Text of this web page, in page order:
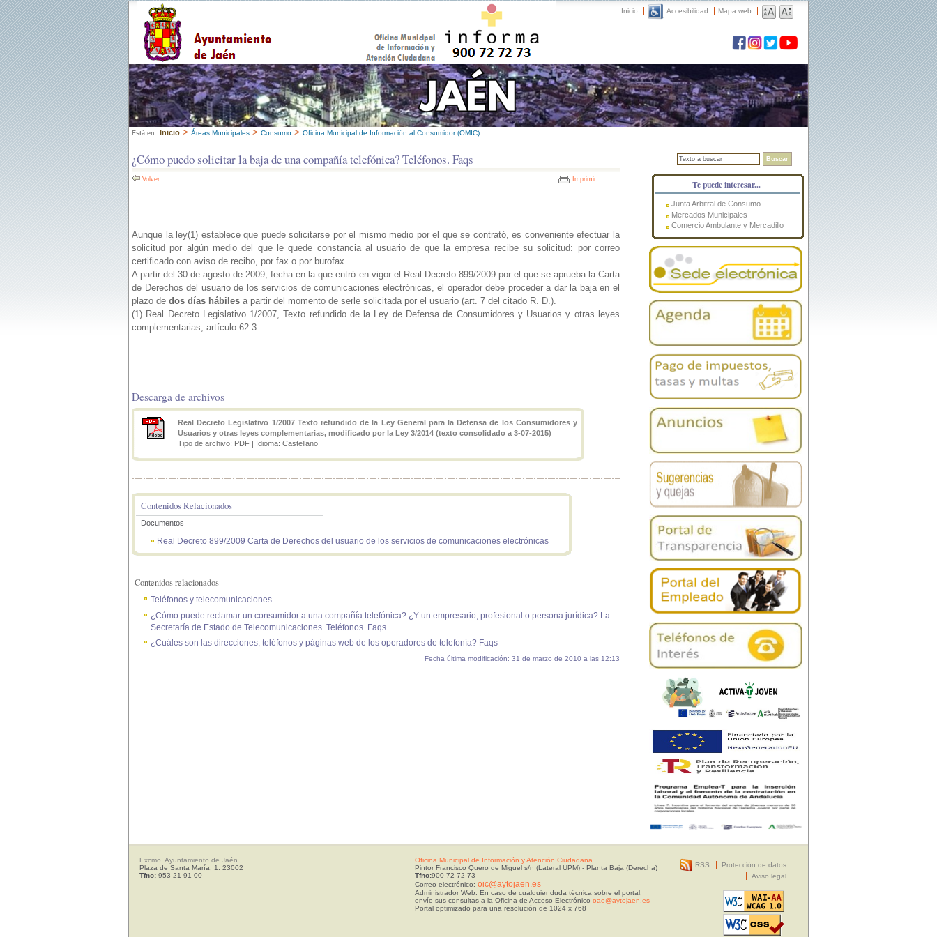
Inicio Accesibilidad Mapa web
Está en: Inicio > Áreas Municipales > Consumo > Oficina Municipal de Información al Consumidor (OMIC)
¿Cómo puedo solicitar la baja de una compañía telefónica? Teléfonos. Faqs
Volver Imprimir
Aunque la ley(1) establece que puede solicitarse por el mismo medio por el que se contrató, es conveniente efectuar la
solicitud por algún medio del que le quede constancia al usuario de que la empresa recibe su solicitud: por correo
certificado con aviso de recibo, por fax o por burofax.
A partir del 30 de agosto de 2009, fecha en la que entró en vigor el Real Decreto 899/2009 por el que se aprueba la Carta
de Derechos del usuario de los servicios de comunicaciones electrónicas, el operador debe proceder a dar la baja en el
plazo de dos días hábiles a partir del momento de serle solicitada por el usuario (art. 7 del citado R. D.).
(1) Real Decreto Legislativo 1/2007, Texto refundido de la Ley de Defensa de Consumidores y Usuarios y otras leyes
complementarias, artículo 62.3.
Descarga de archivos
Real Decreto Legislativo 1/2007 Texto refundido de la Ley General para la Defensa de los Consumidores y
Usuarios y otras leyes complementarias, modificado por la Ley 3/2014 (texto consolidado a 3-07-2015)
Tipo de archivo: PDF | Idioma: Castellano
Contenidos Relacionados
Documentos
Real Decreto 899/2009 Carta de Derechos del usuario de los servicios de comunicaciones electrónicas
Contenidos relacionados
Teléfonos y telecomunicaciones
¿Cómo puede reclamar un consumidor a una compañía telefónica? ¿Y un empresario, profesional o persona jurídica? La
Secretaría de Estado de Telecomunicaciones. Teléfonos. Faqs
¿Cuáles son las direcciones, teléfonos y páginas web de los operadores de telefonía? Faqs
Fecha última modificación: 31 de marzo de 2010 a las 12:13
Buscar
Te puede interesar...
Junta Arbitral de Consumo
Mercados Municipales
Comercio Ambulante y Mercadillo
Excmo. Ayuntamiento de Jaén
Plaza de Santa María, 1. 23002
Tfno: 953 21 91 00
Oficina Municipal de Información y Atención Ciudadana
Pintor Francisco Quero de Miguel s/n (Lateral UPM) - Planta Baja (Derecha)
Tfno:900 72 72 73
Correo electrónico: oic@aytojaen.es
Administrador Web: En caso de cualquier duda técnica sobre el portal,
envíe sus consultas a la Oficina de Acceso Electrónico oae@aytojaen.es
Portal optimizado para una resolución de 1024 x 768
RSS
Protección de datos
Aviso legal